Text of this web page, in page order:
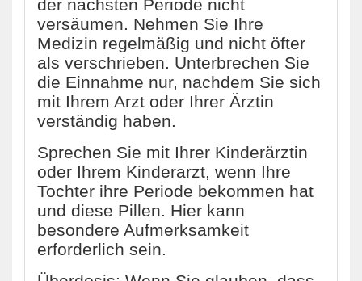
der nächsten Periode nicht
versäumen. Nehmen Sie Ihre
Medizin regelmäßig und nicht öfter
als verschrieben. Unterbrechen Sie
die Einnahme nur, nachdem Sie sich
mit Ihrem Arzt oder Ihrer Ärztin
verständig haben.
Sprechen Sie mit Ihrer Kinderärztin
oder Ihrem Kinderarzt, wenn Ihre
Tochter ihre Periode bekommen hat
und diese Pillen. Hier kann
besondere Aufmerksamkeit
erforderlich sein.